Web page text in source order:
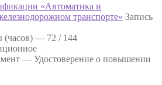
«Автоматика и
транспорте» Запись
(часов) — 72 / 144
— Удостоверение о повышении